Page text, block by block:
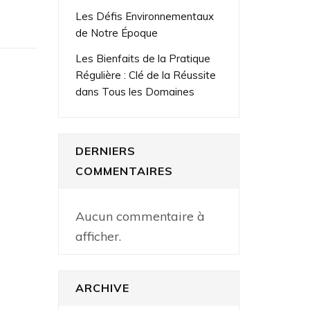
Les Défis Environnementaux
de Notre Époque
Les Bienfaits de la Pratique
Régulière : Clé de la Réussite
dans Tous les Domaines
DERNIERS
COMMENTAIRES
Aucun commentaire à
afficher.
ARCHIVE